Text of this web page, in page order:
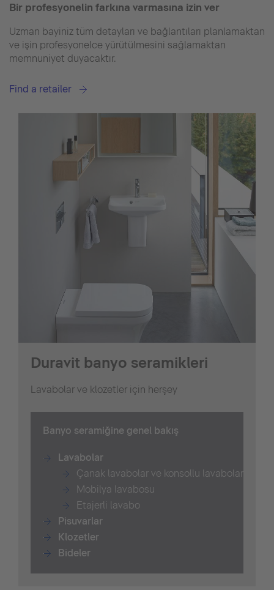
Bir profesyonelin farkına varmasına izin ver
Uzman bayiniz tüm detayları ve bağlantıları planlamaktan
ve işin profesyonelce yürütülmesini sağlamaktan
memnuniyet duyacaktır.
Find a retailer
Duravit banyo seramikleri
Lavabolar ve klozetler için herşey
Banyo seramiğine genel bakış
Lavabolar
Çanak lavabolar ve konsollu lavabolar
Mobilya lavabosu
Etajerli lavabo
Pisuvarlar
Klozetler
Bideler